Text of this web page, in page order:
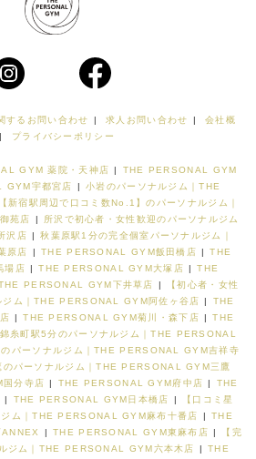
するお問い合わせ | 求人お問い合わせ |
会社概
| プライバシーポリシー
GYM 薬院・天神店 |
THE PERSONAL GYM
GYM宇都宮店 |
小岩のパーソナルジム｜THE
【新宿駅周辺で口コミ数No.1】のパーソナルジム｜
苑店
|
所沢で初心者・女性歓迎のパーソナルジム
沢店 |
秋葉原駅1分の完全個室パーソナルジム｜
原店
| THE PERSONAL GYM飯田橋店 |
THE
場店 | THE PERSONAL GYM大塚店 |
THE
PERSONAL GYM下井草店 |
【初心者・女性
ジム｜THE PERSONAL GYM阿佐ヶ谷店 |
THE
| THE PERSONAL GYM菊川・森下店 |
THE
錦糸町駅5分のパーソナルジム｜THE PERSONAL
パーソナルジム｜THE PERSONAL GYM吉祥寺
のパーソナルジム｜THE PERSONAL GYM三鷹
分寺店 | THE PERSONAL GYM府中店 |
THE
| THE PERSONAL GYM日本橋店 |
【口コミ星
ム｜THE PERSONAL GYM麻布十番店
|
THE
| THE PERSONAL GYM東麻布店 |
【完
ジム｜THE PERSONAL GYM六本木店
|
THE